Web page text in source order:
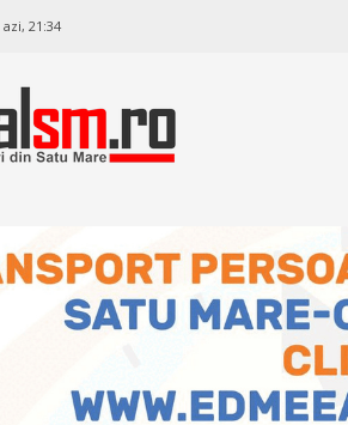
azi, 21:34